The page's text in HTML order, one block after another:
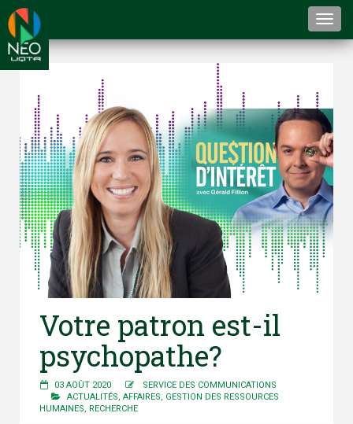
Votre patron est-il
psychopathe?
03 AOÛT 2020
SERVICE DES COMMUNICATIONS
ACTUALITÉS AFFAIRES
GESTION DES RESSOURCES
HUMAINES
RECHERCHE